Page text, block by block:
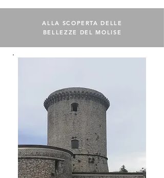
ALLA SCOPERTA DELLE
BELLEZZE DEL MOLISE